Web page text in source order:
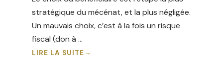
stratégique du mécénat, et la plus négligée.
Un mauvais choix, c’est à la fois un risque
fiscal (don à …
LIRE LA SUITE